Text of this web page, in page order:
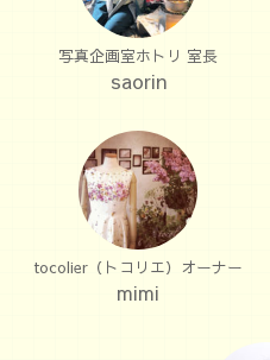
写真企画室ホトリ 室長
saorin
tocolier（トコリエ）オーナー
mimi